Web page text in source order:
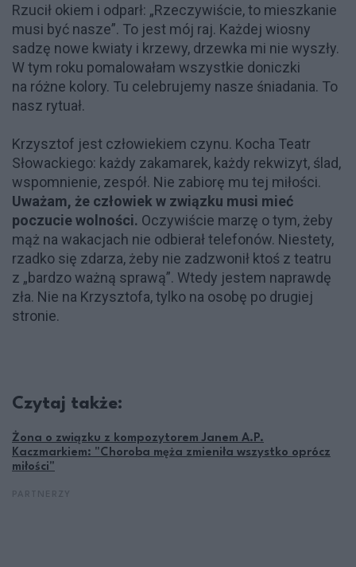
Rzucił okiem i odparł: „Rzeczywiście, to mieszkanie
musi być nasze”. To jest mój raj. Każdej wiosny
sadzę nowe kwiaty i krzewy, drzewka mi nie wyszły.
W tym roku pomalowałam wszystkie doniczki
na różne kolory. Tu celebrujemy nasze śniadania. To
nasz rytuał.
Krzysztof jest człowiekiem czynu. Kocha Teatr
Słowackiego: każdy zakamarek, każdy rekwizyt, ślad,
wspomnienie, zespół. Nie zabiorę mu tej miłości.
Uważam, że człowiek w związku musi mieć
poczucie wolności. Oczywiście marzę o tym, żeby
mąż na wakacjach nie odbierał telefonów. Niestety,
rzadko się zdarza, żeby nie zadzwonił ktoś z teatru
z „bardzo ważną sprawą”. Wtedy jestem naprawdę
zła. Nie na Krzysztofa, tylko na osobę po drugiej
stronie.
Czytaj także:
Żona o związku z kompozytorem Janem A.P.
Kaczmarkiem: "Choroba męża zmieniła wszystko oprócz
miłości"